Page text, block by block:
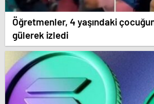
Öğretmenler, 4 yaşındaki
gülerek izledi